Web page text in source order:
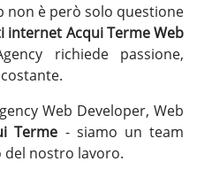
non è però solo questione
internet Acqui TermeWeb
richiede passione,
Web Developer, Web
Terme - siamo un team
del nostro lavoro.